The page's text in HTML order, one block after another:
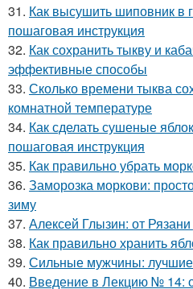
31. Как высушить шиповник в
пошаговая инструкция
32. Как сохранить тыкву и
эффективные способы
33. Сколько времени тыква
комнатной температуре
34. Как сделать сушеные
пошаговая инструкция
35. Как правильно убрать
36. Заморозка моркови:
зиму
37. Алексей Глызин: от
38. Как правильно хранить
39. Сильные мужчины: лучшие
40. Введение в Лекцию № 14: